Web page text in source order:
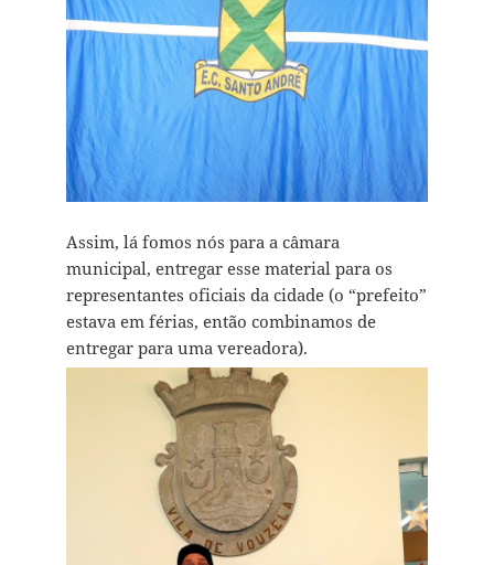
Assim, lá fomos nós para a câmara
municipal, entregar esse material para os
representantes oficiais da cidade (o “prefeito”
estava em férias, então combinamos de
entregar para uma vereadora).